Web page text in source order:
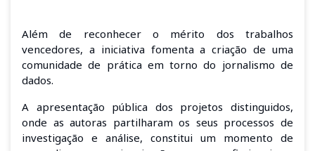
Além de reconhecer o mérito dos trabalhos
vencedores, a iniciativa fomenta a criação de uma
comunidade de prática em torno do jornalismo de
dados.
A apresentação pública dos projetos distinguidos,
onde as autoras partilharam os seus processos de
investigação e análise, constitui um momento de